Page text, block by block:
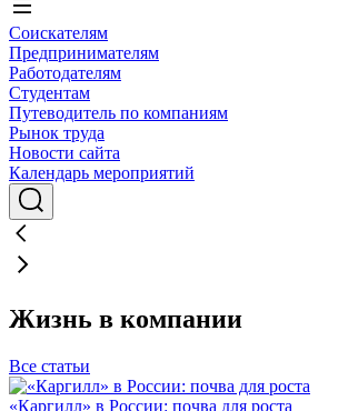
Соискателям
Предпринимателям
Работодателям
Студентам
Путеводитель по компаниям
Рынок труда
Новости сайта
Календарь мероприятий
Жизнь в компании
Все статьи
«Каргилл» в России: почва для роста